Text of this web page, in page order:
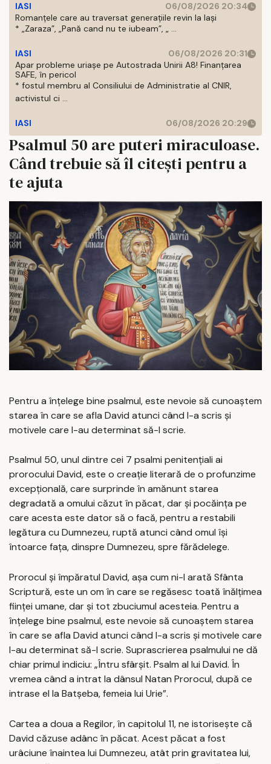
IASI
06/08/2026 20:34
Romanțele care au traversat generațiile revin la Iași
* „Zaraza”, „Pană cand nu te iubeam”, „ ...
IASI
06/08/2026 20:31
Apar probleme uriașe pe Autostrada Unirii A8! Finanțarea
SAFE, în pericol
* fostul membru al Consiliului de Administratie al CNIR,
activistul ci ...
IASI 06/08/2026 20:29
Psalmul 50 are puteri miraculoase.
Când trebuie să îl citeşti pentru a
te ajuta
Pentru a înțelege bine psalmul, este nevoie să cunoaștem
starea în care se afla David atunci când l-a scris și
motivele care l-au determinat să-l scrie.
Psalmul 50, unul dintre cei 7 psalmi penitențiali ai
prorocului David, este o creație literară de o profunzime
excepțională, care surprinde în amănunt starea
degradată a omului căzut în păcat, dar și pocăința pe
care acesta este dator să o facă, pentru a restabili
legătura cu Dumnezeu, ruptă atunci când omul își
întoarce fața, dinspre Dumnezeu, spre fărădelege.
Prorocul și împăratul David, așa cum ni-l arată Sfânta
Scriptură, este un om în care se regăsesc toată înălțimea
ființei umane, dar și tot zbuciumul acesteia. Pentru a
înțelege bine psalmul, este nevoie să cunoaștem starea
în care se afla David atunci când l-a scris și motivele care
l-au determinat să-l scrie. Suprascrierea psalmului ne dă
chiar primul indiciu: „Întru sfârșit. Psalm al lui David. În
vremea când a intrat la dânsul Natan Prorocul, după ce
intrase el la Batșeba, femeia lui Urie”.
Cartea a doua a Regilor, în capitolul 11, ne istorisește că
David căzuse adânc în păcat. Acest păcat a fost
urâciune înaintea lui Dumnezeu, atât prin gravitatea lui,